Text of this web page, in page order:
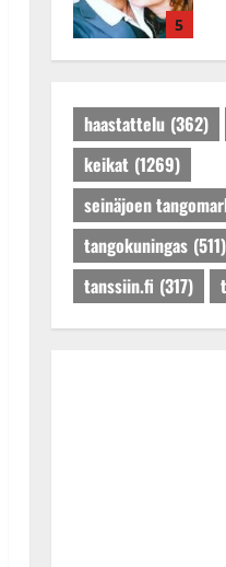
5
haastattelu (362)
keikat (1269)
seinäjoen
tangokuningas (511)
tanssiin.fi (317)